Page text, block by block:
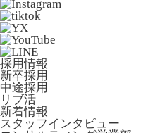
採用情報
新卒採用
中途採用
リブ活
新着情報
スタッフインタビュー